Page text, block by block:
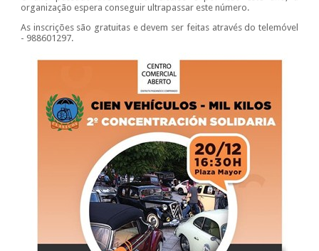
organização espera conseguir ultrapassar este número.
As inscrições são gratuitas e devem ser feitas através do telemóvel
- 988601297.